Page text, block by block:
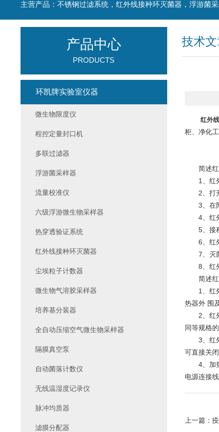
技术
红外
柜、净化
简述红
1、红外
2、打开
3、在陶
4、红外
5、接种
6、红外
7、灭菌*
8、红外
简述红
1、红外
热器外 围
2、红外
同等规格
3、红外
可直接关
4、加热
电源连接
上一篇： 疫
产品中心
PRODUCTS
环凯牌实验室仪器
微生物限度仪
程控定量封口机
多联过滤器
浮游菌采样器
流量校准仪
六级浮游微生物采样器
热穿透验证系统
红外线接种环灭菌器
尘埃粒子计数器
微生物气溶胶采样器
培养基分装器
全自动压缩空气微生物采样器
隔膜真空泵
自动菌落计数仪
无线温湿度记录仪
脉冲均质器
滤膜分配器